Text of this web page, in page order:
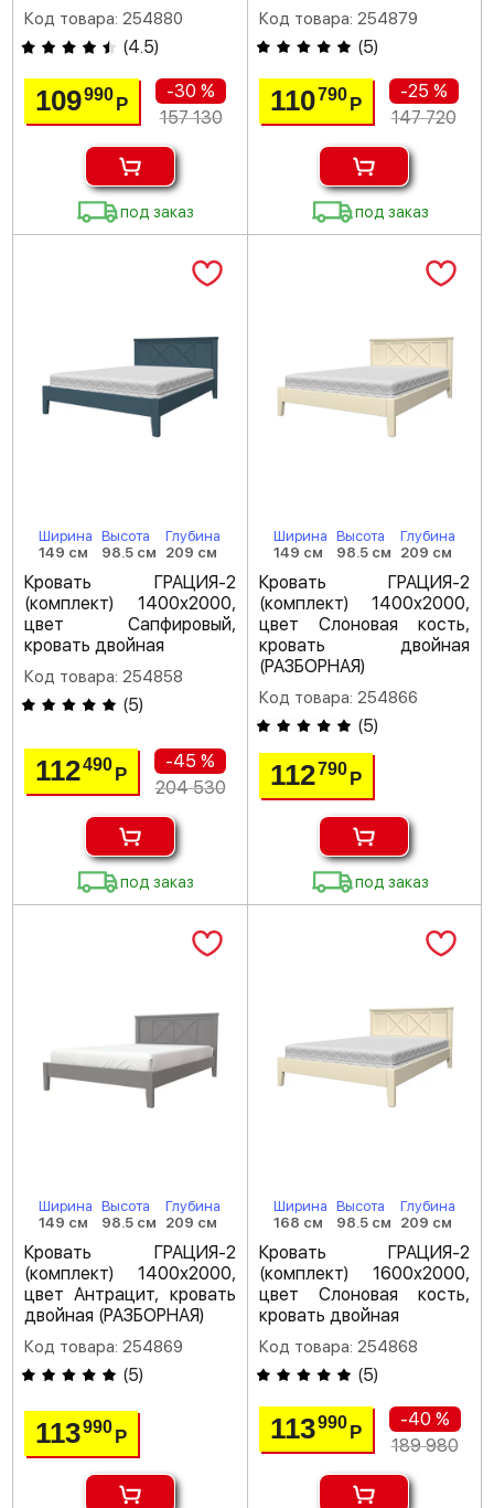
Код товара: 254880
(4.5)
109990Р
-30 %
157 130
под заказ
Код товара: 254879
(5)
110790 Р
-25 %
147 720
под заказ
Ширина
149 см
Высота
98.5 см
Глубина
209 см
Кровать ГРАЦИЯ-2
(комплект) 1400х2000,
цвет Сапфировый,
кровать двойная
Код товара: 254858
(5)
112490Р
-45 %
204 530
под заказ
Ширина
149 см
Высота
98.5 см
Глубина
209 см
Кровать ГРАЦИЯ-2
(комплект) 1400х2000,
цвет Слоновая кость,
кровать двойная
(РАЗБОРНАЯ)
Код товара: 254866
(5)
112790 Р
под заказ
Ширина
149 см
Высота
98.5 см
Глубина
209 см
Кровать ГРАЦИЯ-2
(комплект) 1400х2000,
цвет Антрацит, кровать
двойная (РАЗБОРНАЯ)
Код товара: 254869
(5)
113990Р
Ширина
168 см
Высота
98.5 см
Глубина
209 см
Кровать ГРАЦИЯ-2
(комплект) 1600х2000,
цвет Слоновая кость,
кровать двойная
Код товара: 254868
(5)
113990 Р
-40 %
189 980